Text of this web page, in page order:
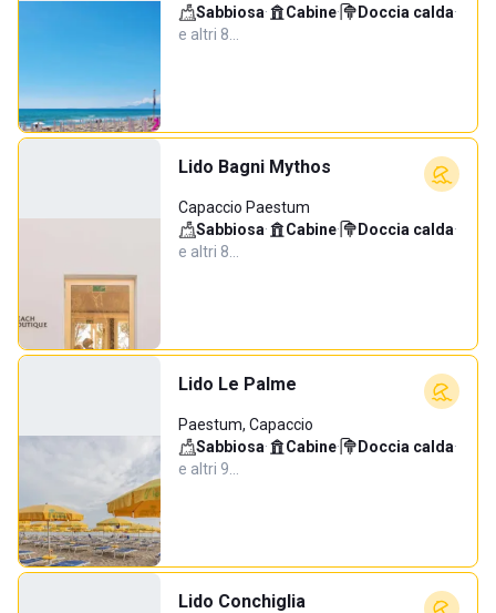
Sabbiosa· Cabine· Doccia calda·
e altri 8…
Lido Bagni Mythos
Capaccio Paestum
Sabbiosa· Cabine· Doccia calda·
e altri 8…
Lido Le Palme
Paestum, Capaccio
Sabbiosa· Cabine· Doccia calda·
e altri 9…
Lido Conchiglia